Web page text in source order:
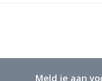
Meld je aan